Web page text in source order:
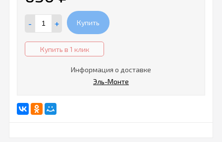
- + Купить
Купить в 1 клик
Информация о доставке
Эль-Монте